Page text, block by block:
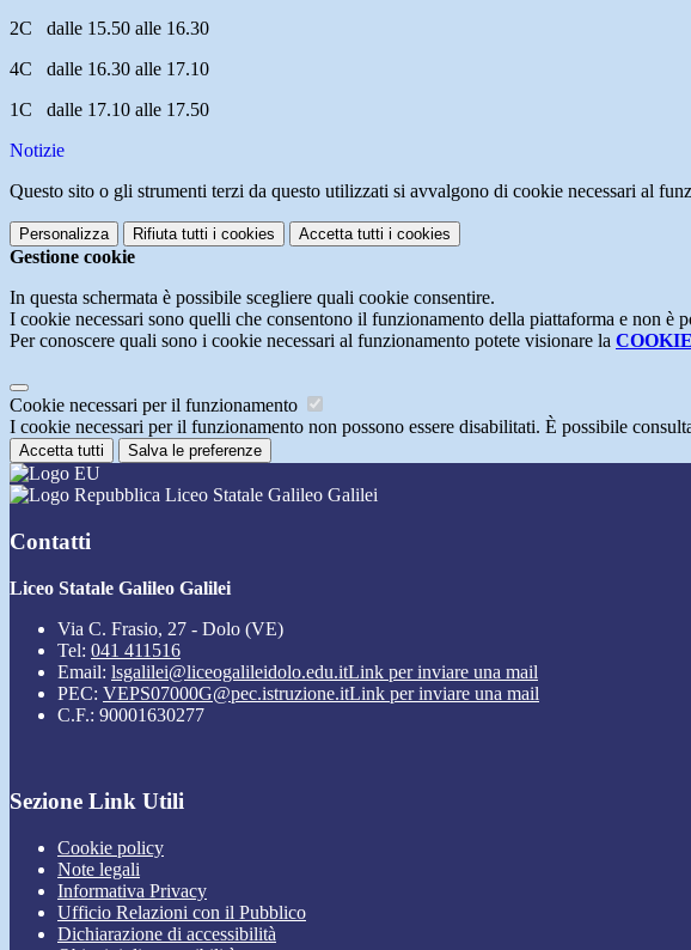
2C dalle 15.50 alle 16.30
4C dalle 16.30 alle 17.10
1C dalle 17.10 alle 17.50
Notizie
Questo sito o gli strumenti terzi da questo utilizzati si avvalgono di cookie necessari al
Personalizza Rifiuta tutti i cookies Accetta tutti i cookies
Gestione cookie
In questa schermata è possibile scegliere quali cookie consentire.
I cookie necessari sono quelli che consentono il funzionamento della piattaforma e non è
Per conoscere quali sono i cookie necessari al funzionamento potete visionare la
Cookie necessari per il funzionamento
I cookie necessari per il funzionamento non possono essere disabilitati. È possibile
Accetta tutti Salva le preferenze
Liceo Statale Galileo Galilei
Contatti
Liceo Statale Galileo Galilei
Via C. Frasio, 27 - Dolo (VE)
Tel: 041 411516
Email: lsgalilei@liceogalileidolo.edu.itLink per inviare una mail
PEC: VEPS07000G@pec.istruzione.itLink per inviare una mail
C.F.: 90001630277
Sezione Link Utili
Cookie policy
Note legali
Informativa Privacy
Ufficio Relazioni con il Pubblico
Dichiarazione di accessibilità